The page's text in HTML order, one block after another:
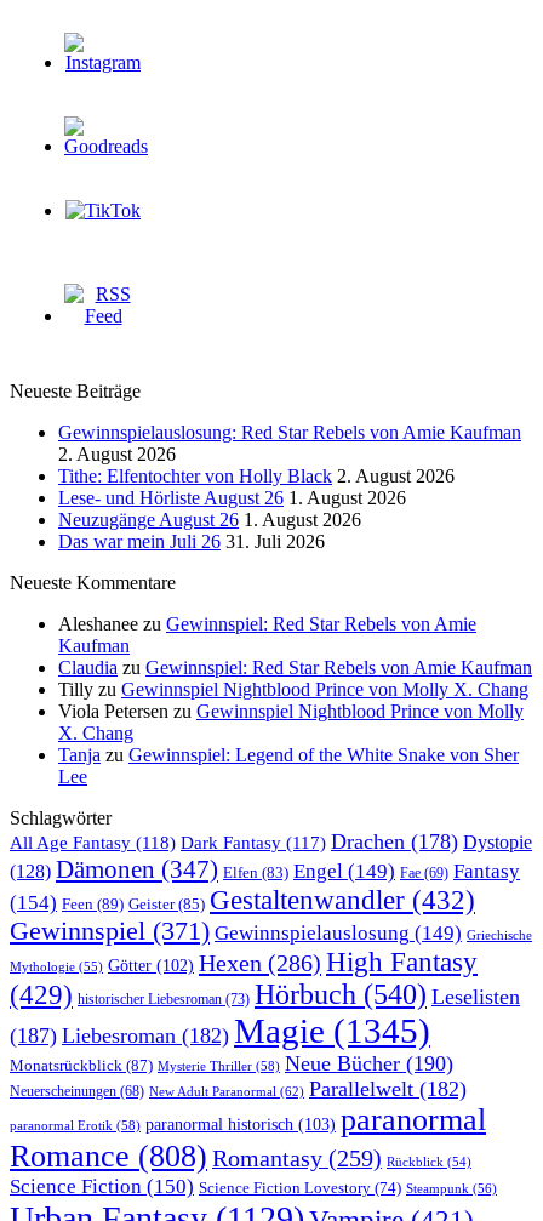
Neueste Beiträge
Gewinnspielauslosung: Red Star Rebels von Amie Kaufman
2. August 2026
Tithe: Elfentochter von Holly Black 2. August 2026
Lese- und Hörliste August 26 1. August 2026
Neuzugänge August 26 1. August 2026
Das war mein Juli 26 31. Juli 2026
Neueste Kommentare
Aleshanee zu Gewinnspiel: Red Star Rebels von Amie
Kaufman
Claudia zu Gewinnspiel: Red Star Rebels von Amie Kaufman
Tilly zu Gewinnspiel Nightblood Prince von Molly X. Chang
Viola Petersen zu Gewinnspiel Nightblood Prince von Molly
X. Chang
Tanja zu Gewinnspiel: Legend of the White Snake von Sher
Lee
Schlagwörter
All Age Fantasy (118) Dark Fantasy (117) Drachen (178) Dystopie
(128) Dämonen (347) Elfen (83) Engel (149) Fae (69) Fantasy
(154) Feen (89) Geister(85) Gestaltenwandler (432)
Gewinnspiel (371) Gewinnspielauslosung (149) Griechische
Mythologie (55) Götter (102) Hexen (286) High Fantasy
(429) historischer Liebesroman (73) Hörbuch (540) Leselisten
(187) Liebesroman (182) Magie (1345)
Monatsrückblick (87) Mysterie Thriller (58) Neue Bücher (190)
Neuerscheinungen (68) New Adult Paranormal (62) Parallelwelt (182)
paranormal Erotik (58) paranormal historisch (103) paranormal
Romance (808) Romantasy (259) Rückblick (54)
Science Fiction (150) Science Fiction Lovestory (74) Steampunk (56)